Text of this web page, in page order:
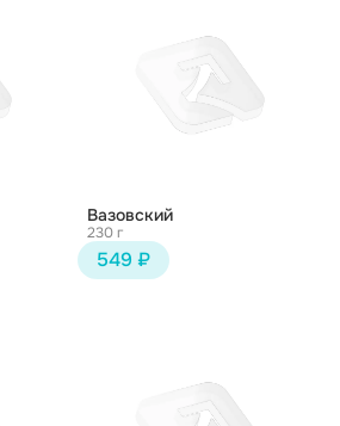
Вазовский
230 г
549 ₽